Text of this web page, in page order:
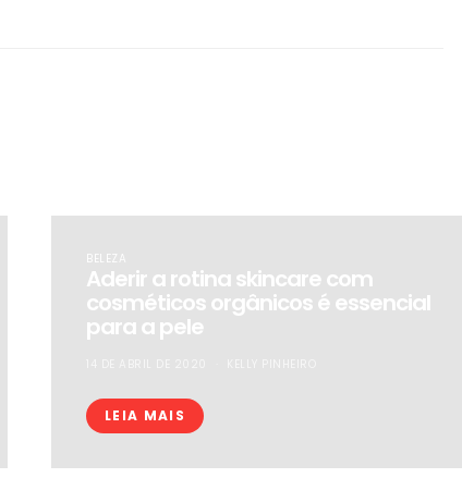
BELEZA
Aderir a rotina skincare com
cosméticos orgânicos é essencial
para a pele
LEIA MAIS